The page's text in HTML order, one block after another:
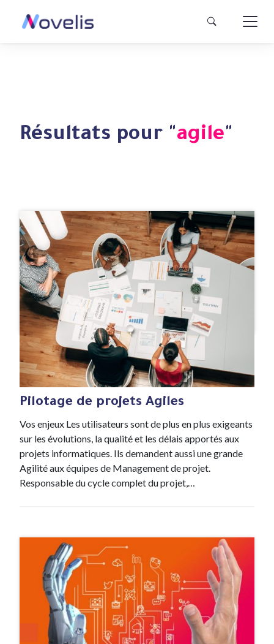
Résultats pour "agile"
#Expertise
25 Nov , 2021
Pilotage de projets Agiles
Vos enjeux Les utilisateurs sont de plus en plus exigeants
sur les évolutions, la qualité et les délais apportés aux
projets informatiques. Ils demandent aussi une grande
Agilité aux équipes de Management de projet.
Responsable du cycle complet du projet,…